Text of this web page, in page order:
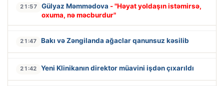
21:57 Gülyaz Məmmədova - "Həyat yoldaşın istəmirsə,
oxuma, nə məcburdur"
21:47 Bakı və Zəngilanda ağaclar qanunsuz kəsilib
21:42 Yeni Klinikanın direktor müavini işdən çıxarıldı